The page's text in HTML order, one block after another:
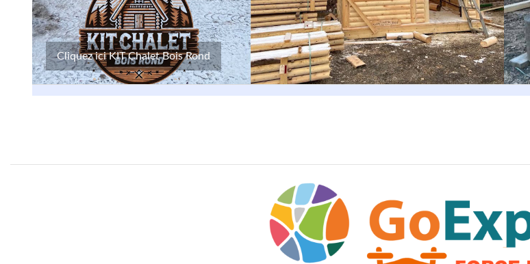
Cliquez ici KIT Chalet Bois Rond